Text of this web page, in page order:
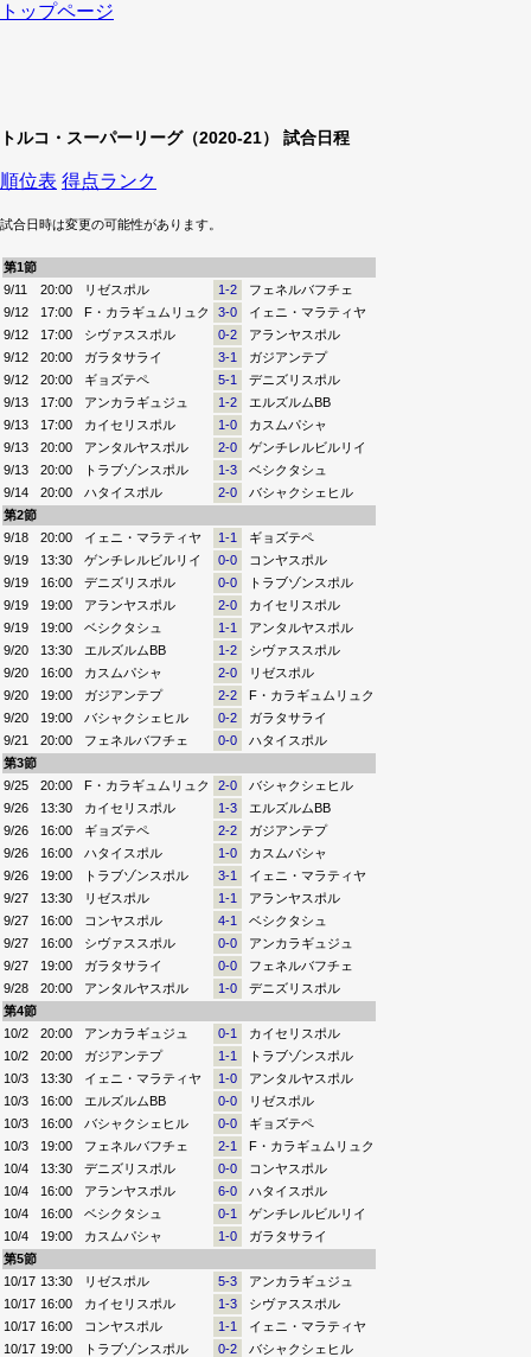
トップページ
トルコ・スーパーリーグ（2020-21） 試合日程
順位表 得点ランク
試合日時は変更の可能性があります。
第1節
9/11
20:00 リゼスポル 1-2
フェネルバフチェ
9/12
17:00 F・カラギュムリュク 3-0
イェニ・マラティヤ
9/12
17:00 シヴァススポル 0-2
アランヤスポル
9/12
20:00 ガラタサライ 3-1
ガジアンテプ
9/12
20:00 ギョズテペ 5-1
デニズリスポル
9/13
17:00 アンカラギュジュ 1-2
エルズルムBB
9/13
17:00 カイセリスポル 1-0
カスムパシャ
9/13
20:00 アンタルヤスポル 2-0
ゲンチレルビルリイ
9/13
20:00 トラブゾンスポル 1-3
ベシクタシュ
9/14
20:00 ハタイスポル 2-0
バシャクシェヒル
第2節
9/18
20:00 イェニ・マラティヤ 1-1
ギョズテペ
9/19
13:30 ゲンチレルビルリイ 0-0
コンヤスポル
9/19
16:00 デニズリスポル 0-0
トラブゾンスポル
9/19
19:00 アランヤスポル 2-0
カイセリスポル
9/19
19:00 ベシクタシュ 1-1
アンタルヤスポル
9/20
13:30 エルズルムBB 1-2
シヴァススポル
9/20
16:00 カスムパシャ 2-0
リゼスポル
9/20
19:00 ガジアンテプ 2-2
F・カラギュムリュク
9/20
19:00 バシャクシェヒル 0-2
ガラタサライ
9/21
20:00 フェネルバフチェ 0-0
ハタイスポル
第3節
9/25
20:00 F・カラギュムリュク 2-0
バシャクシェヒル
9/26
13:30 カイセリスポル 1-3
エルズルムBB
9/26
16:00 ギョズテペ 2-2
ガジアンテプ
9/26
16:00 ハタイスポル 1-0
カスムパシャ
9/26
19:00 トラブゾンスポル 3-1
イェニ・マラティヤ
9/27
13:30 リゼスポル 1-1
アランヤスポル
9/27
16:00 コンヤスポル 4-1
ベシクタシュ
9/27
16:00 シヴァススポル 0-0
アンカラギュジュ
9/27
19:00 ガラタサライ 0-0
フェネルバフチェ
9/28
20:00 アンタルヤスポル 1-0
デニズリスポル
第4節
10/2
20:00 アンカラギュジュ 0-1
カイセリスポル
10/2
20:00 ガジアンテプ 1-1
トラブゾンスポル
10/3
13:30 イェニ・マラティヤ 1-0
アンタルヤスポル
10/3
16:00 エルズルムBB 0-0
リゼスポル
10/3
16:00 バシャクシェヒル 0-0
ギョズテペ
10/3
19:00 フェネルバフチェ 2-1
F・カラギュムリュク
10/4
13:30 デニズリスポル 0-0
コンヤスポル
10/4
16:00 アランヤスポル 6-0
ハタイスポル
10/4
16:00 ベシクタシュ 0-1
ゲンチレルビルリイ
10/4
19:00 カスムパシャ 1-0
ガラタサライ
第5節
10/17 13:30 リゼスポル 5-3
アンカラギュジュ
10/17 16:00 カイセリスポル 1-3
シヴァススポル
10/17 16:00 コンヤスポル 1-1
イェニ・マラティヤ
10/17 19:00 トラブゾンスポル 0-2
バシャクシェヒル